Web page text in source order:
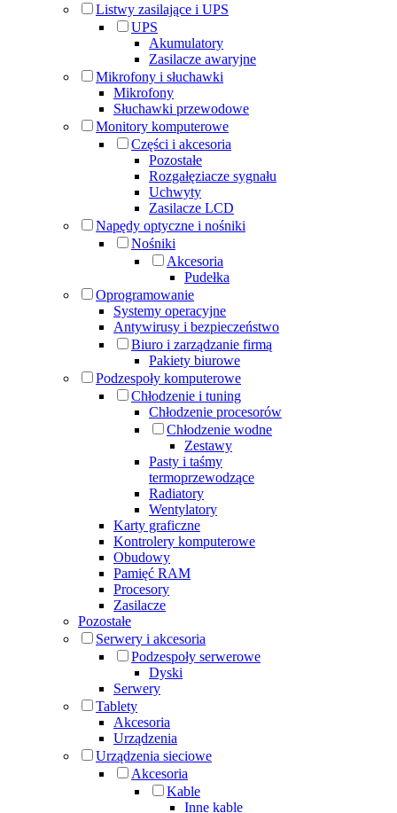
Listwy zasilające i UPS
UPS
Akumulatory
Zasilacze awaryjne
Mikrofony i słuchawki
Mikrofony
Słuchawki przewodowe
Monitory komputerowe
Części i akcesoria
Pozostałe
Rozgałęziacze sygnału
Uchwyty
Zasilacze LCD
Napędy optyczne i nośniki
Nośniki
Akcesoria
Pudełka
Oprogramowanie
Systemy operacyjne
Antywirusy i bezpieczeństwo
Biuro i zarządzanie firmą
Pakiety biurowe
Podzespoły komputerowe
Chłodzenie i tuning
Chłodzenie procesorów
Chłodzenie wodne
Zestawy
Pasty i taśmy
termoprzewodzące
Radiatory
Wentylatory
Karty graficzne
Kontrolery komputerowe
Obudowy
Pamięć RAM
Procesory
Zasilacze
Pozostałe
Serwery i akcesoria
Podzespoły serwerowe
Dyski
Serwery
Tablety
Akcesoria
Urządzenia
Urządzenia sieciowe
Akcesoria
Kable
Inne kable